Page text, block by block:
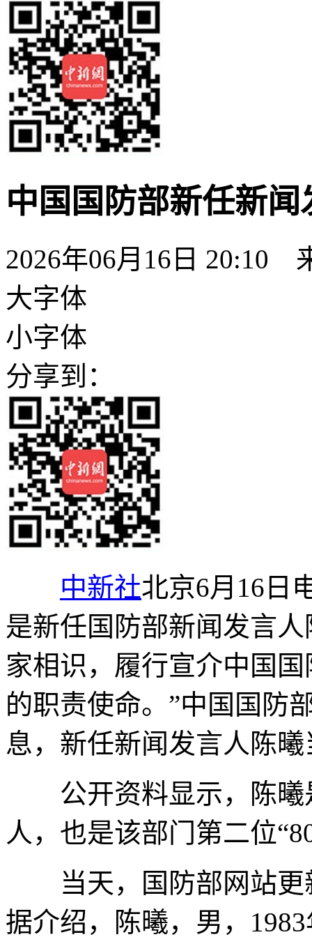
中国国防部新任新
2026年06月16日 20:10
大字体
小字体
分享到：
中新社北京6月16日
是新任国防部新闻发言
家相识，履行宣介中国
的职责使命。”中国国防
息，新任新闻发言人陈
公开资料显示，陈曦
人，也是该部门第二位
当天，国防部网站更
据介绍，陈曦，男，